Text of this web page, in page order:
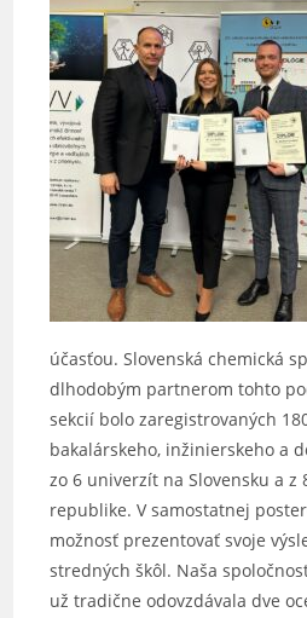
účasťou. Slovenská chemická
dlhodobým partnerom tohto
sekcií bolo zaregistrovaných
bakalárskeho, inžinierskeho a
zo 6 univerzít na Slovensku a z
republike. V samostatnej
možnosť prezentovať svoje
stredných škôl. Naša
už tradične odovzdávala dve